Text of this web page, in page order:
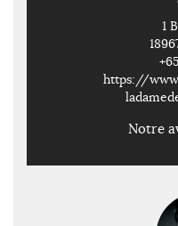
1
https://
Notre